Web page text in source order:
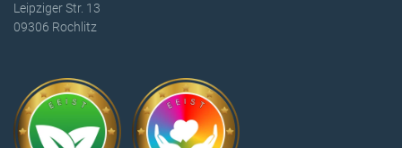
Leipziger Str. 13
09306 Rochlitz